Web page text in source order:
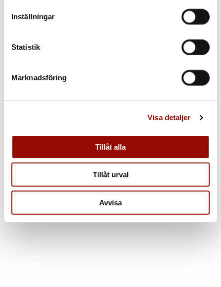
Inställningar
Statistik
Marknadsföring
Visa detaljer
Tillåt alla
Tillåt urval
Avvisa